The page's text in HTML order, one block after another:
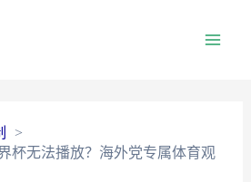
杯无法播放？海外党专属体育观